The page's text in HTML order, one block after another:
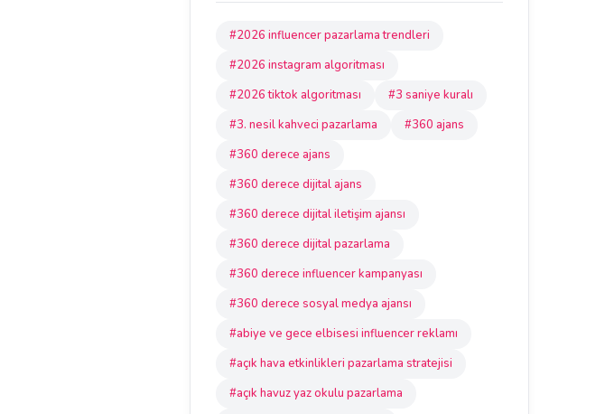
#2026 influencer pazarlama trendleri
#2026 instagram algoritması
#2026 tiktok algoritması
#3 saniye kuralı
#3. nesil kahveci pazarlama
#360 ajans
#360 derece ajans
#360 derece dijital ajans
#360 derece dijital iletişim ajansı
#360 derece dijital pazarlama
#360 derece influencer kampanyası
#360 derece sosyal medya ajansı
#abiye ve gece elbisesi influencer reklamı
#açık hava etkinlikleri pazarlama stratejisi
#açık havuz yaz okulu pazarlama